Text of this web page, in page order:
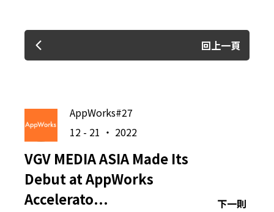
回上一頁
AppWorks#27
12 - 21 ‧ 2022
VGV MEDIA ASIA Made Its
Debut at AppWorks
Accelerato...
下一則